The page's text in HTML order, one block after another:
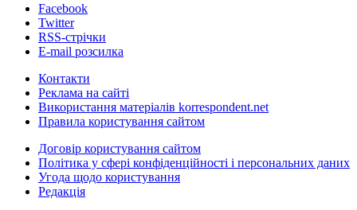
Facebook
Twitter
RSS-стрічки
E-mail розсилка
Контакти
Реклама на сайті
Використання матеріалів korrespondent.net
Правила користування сайтом
Договір користування сайтом
Політика у сфері конфіденційності і персональних даних
Угода щодо користування
Редакція